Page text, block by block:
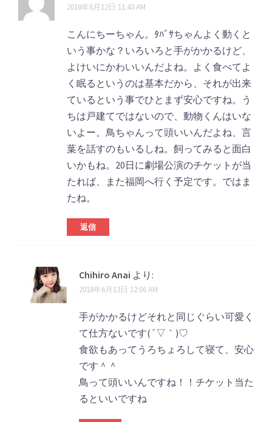
2018年6月12日 11:43 AM
こんにちーちゃん。ﾀﾊﾞｻちゃんよく動くと
いう事かな？いろいろと手がかかるけど、
よけいにかわいいんだよね。よく食べてよ
く眠るというのは基本だから、それが出来
ているという事でひとまず安心ですね。う
ちは戸建てではないので、動物くんはいな
いよー。鳥ちゃんって頭いいんだよね、言
葉を話すのもいるしね。飼ってみると面白
いかもね。20日に劇場公演のチケットが当
たれば、また福岡へ行く予定です。ではま
たね。
返信
Chihiro Anai より:
2018年6月13日 12:06 AM
手がかかるけどそれと同じぐらい可愛く
て仕方ないです(´▽｀)♡
食欲もあってうろちょろして寝て、安心
です＾＾
鳥って頭いいんですね！！チケット当た
るといいですね